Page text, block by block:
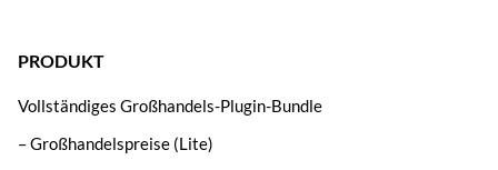
PRODUKT
Vollständiges Großhandels-Plugin-Bundle
– Großhandelspreise (Lite)